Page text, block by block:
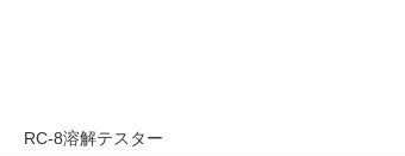
RC-8溶解テスター